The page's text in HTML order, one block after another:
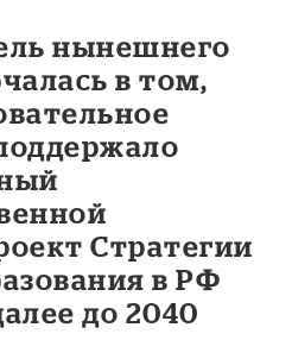
нынешнего
в том,
Стратегии
в РФ
до 2040